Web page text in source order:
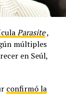
Parasite,
múltiples
en Seúl,
confirmó la